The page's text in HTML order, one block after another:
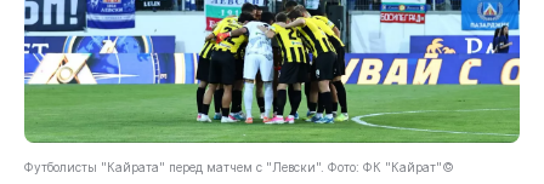
Футболисты "Кайрата" перед матчем с "Левски". Фото: ФК "Кайрат"©